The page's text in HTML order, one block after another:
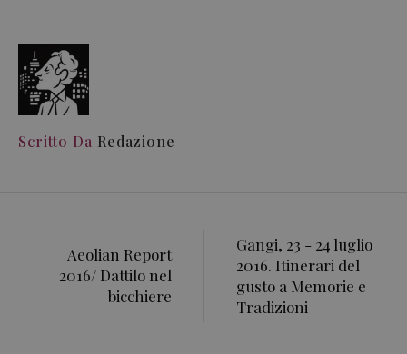
Scritto Da Redazione
Aeolian Report
2016/ Dattilo nel
bicchiere
Gangi, 23 - 24 luglio
2016. Itinerari del
gusto a Memorie e
Tradizioni